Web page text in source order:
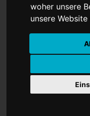
woher unsere
unsere